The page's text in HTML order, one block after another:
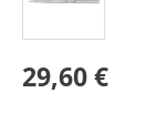
29,60 €